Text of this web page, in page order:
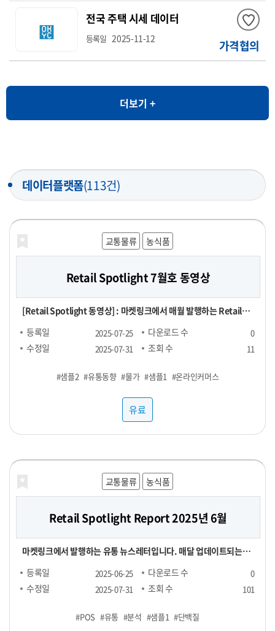
전국 주택 시세 데이터
등록일 2025-11-12 가격협의
더보기 +
데이터플랫폼(113건)
교통물류 농식품
Retail Spotlight 7월호 동영상
[Retail Spotlight 동영상] : 마켓링크에서 매월 발행하는 Retail
Spotlight 7월호 자료를 동영상으로 제작한 파일
등록일 2025-07-25 다운로드 수 0
수정일 2025-07-31 조회 수 11
#샘플2 #유통동향 #물가 #샘플1 #온라인커머스
유료
교통물류 농식품
Retail Spotlight Report 2025년 6월
마켓링크에서 발행하는 유통 뉴스레터입니다. 매달 업데이트되는
Retail Spotlight Report를 통해 최신 비즈니스 소식과 유용한 정
보를 전달해드립니다. -■ 25년 6월 분석 주제 : 단백질(프로틴) -■
KAD(Key Account Data) - KADA(Key Account Data
등록일 2025-06-25 다운로드 수 0
수정일 2025-07-31 조회 수 101
#POS #유통 #분석 #샘플1 #단백질